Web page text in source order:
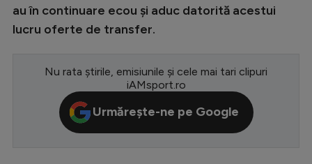
Champions League
Conference League
CM 2026
Premier League
au în continuare ecou și aduc datorită acestui
lucru oferte de transfer.
Nu rata știrile, emisiunile și cele mai tari clipuri
iAMsport.ro
Urmărește-ne pe Google